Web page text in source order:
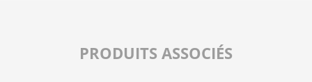
PRODUITS ASSOCIÉS